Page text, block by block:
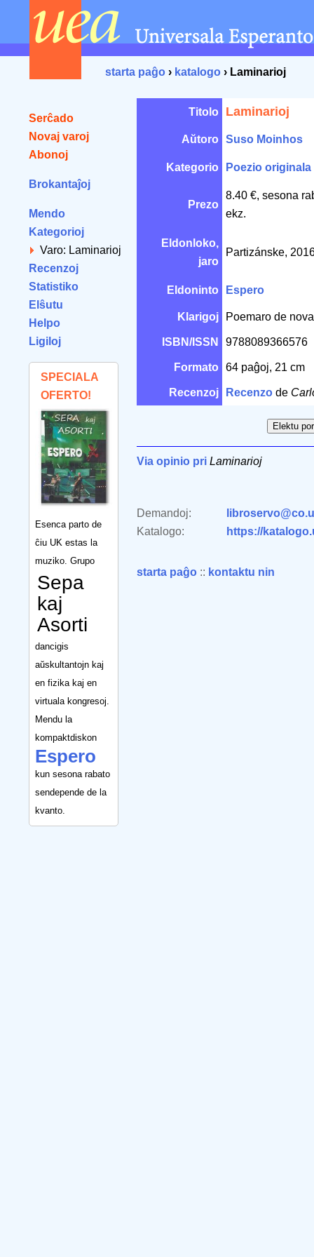
starta paĝo › katalogo › Laminarioj
Serĉado
Novaj varoj
Abonoj
Brokantaĵoj
Mendo
Kategorioj
Varo: Laminarioj
Recenzoj
Statistiko
Elŝutu
Helpo
Ligiloj
SPECIALA
OFERTO!
Esenca parto de
ĉiu UK estas la
muziko. Grupo
Sepa
kaj
Asorti
dancigis
aŭskultantojn kaj
en fizika kaj en
virtuala kongresoj.
Mendu la
kompaktdiskon
Espero
kun sesona rabato
sendepende de la
kvanto.
Titolo Laminarioj
Aŭtoro Suso Moinhos
Kategorio Poezio originala
Prezo
8.40 €, sesona
ekz.
Eldonloko,
jaro
Partizánske,
Eldoninto Espero
Klarigoj Poemaro de
ISBN/ISSN 9788089366576
Formato 64 paĝoj, 21 cm
Recenzoj Recenzo de
Via opinio pri Laminarioj
Demandoj:
Katalogo:
https://
starta paĝo :: kontaktu nin